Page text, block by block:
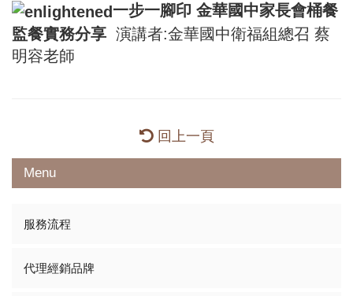
一步一腳印 金華國中家長會桶餐
監餐實務分享 演講者:金華國中衛福組總召 蔡
明容老師
回上一頁
Menu
服務流程
代理經銷品牌